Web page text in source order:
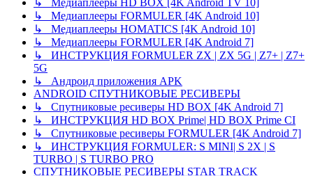
↳ Медиаплееры FORMULER [4K Android 10]
↳ Медиаплееры HOMATICS [4K Android 10]
↳ Медиаплееры FORMULER [4K Android 7]
↳ ИНСТРУКЦИЯ FORMULER ZX | ZX 5G | Z7+ | Z7+
5G
↳ Андроид приложения APK
ANDROID СПУТНИКОВЫЕ РЕСИВЕРЫ
↳ Спутниковые ресиверы HD BOX [4K Android 7]
↳ ИНСТРУКЦИЯ HD BOX Prime| HD BOX Prime CI
↳ Спутниковые ресиверы FORMULER [4K Android 7]
↳ ИНСТРУКЦИЯ FORMULER: S MINI| S 2X | S
TURBO | S TURBO PRO
СПУТНИКОВЫЕ РЕСИВЕРЫ STAR TRACK